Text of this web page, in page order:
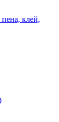
клей,